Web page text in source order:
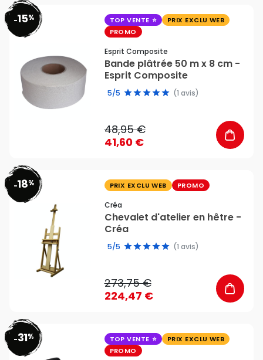
-15% TOP VENTE
PRIX EXCLU WEB
PROMO
Esprit Composite
Bande plâtrée 50 m x 8 cm -
Esprit Composite
5/5 (1 avis)
48,95 €
41,60 €
-18% PRIX EXCLU WEB PROMO
Créa
Chevalet d'atelier en hêtre -
Créa
5/5 (1 avis)
273,75 €
224,47 €
-31% TOP VENTE
PRIX EXCLU WEB
PROMO